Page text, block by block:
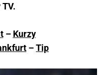
– Kurzy
–Tip